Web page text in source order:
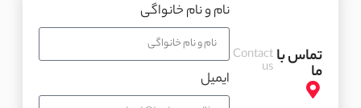
تماس با
ما
Contact
us
نام و نام خانواگی
ایمیل